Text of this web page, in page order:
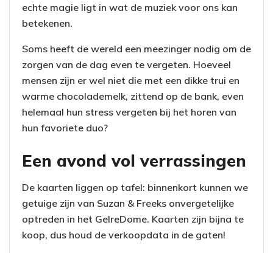
echte magie ligt in wat de muziek voor ons kan
betekenen.
Soms heeft de wereld een meezinger nodig om de
zorgen van de dag even te vergeten. Hoeveel
mensen zijn er wel niet die met een dikke trui en
warme chocolademelk, zittend op de bank, even
helemaal hun stress vergeten bij het horen van
hun favoriete duo?
Een avond vol verrassingen
De kaarten liggen op tafel: binnenkort kunnen we
getuige zijn van Suzan & Freeks onvergetelijke
optreden in het GelreDome. Kaarten zijn bijna te
koop, dus houd de verkoopdata in de gaten!